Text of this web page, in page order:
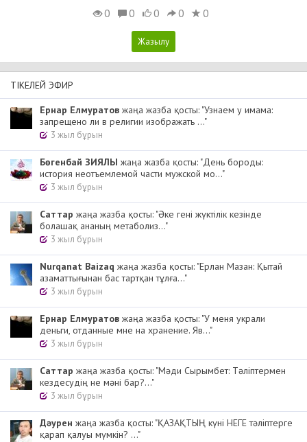
0
0 0 0 0
ТІКЕЛЕЙ ЭФИР
Ернар Елмуратов жаңа жазба қосты: "Узнаем у имама:
запрещено ли в религии изображать ..."
3 жыл бұрын
Бөгенбай ЗИЯЛЫ жаңа жазба қосты: "День бороды:
история неотъемлемой части мужской мо..."
3 жыл бұрын
Cаттар жаңа жазба қосты: "Әке гені жүктілік кезінде
болашақ ананың метаболиз..."
3 жыл бұрын
Nurqanat Baizaq жаңа жазба қосты: "Ерлан Мазан: Қытай
азаматтығынан бас тартқан тұлға..."
3 жыл бұрын
Ернар Елмуратов жаңа жазба қосты: "У меня украли
деньги, отданные мне на хранение. Яв..."
3 жыл бұрын
Cаттар жаңа жазба қосты: "Мәди Сырымбет: Тәліптермен
кездесудің не мәні бар?..."
3 жыл бұрын
Дәурен жаңа жазба қосты: "ҚАЗАҚТЫҢ күні НЕГЕ тәліптерге
қарап қалуы мүмкін? ..."